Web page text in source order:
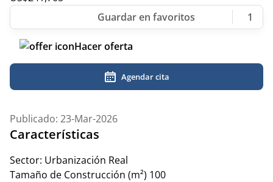
1
Hacer oferta
Agendar cita
Publicado: 23-Mar-2026
Características
Sector: Urbanización Real
Tamaño de Construcción (m²) 100